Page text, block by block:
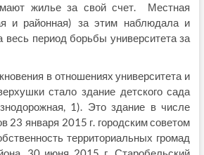
жилье за свой счет. Местная
и районная) за этим наблюдала и
весь период борьбы университета за
в отношениях университета и
стало здание детского сада
1). Это здание в числе
23 января 2015 г. городским советом
территориальных громад